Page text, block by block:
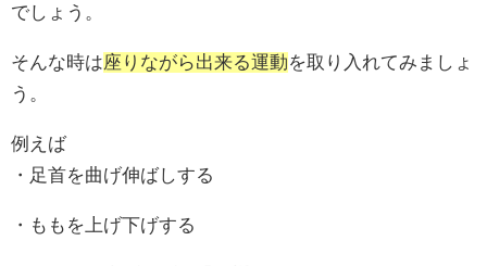
でしょう。
そんな時は座りながら出来る運動を取り入れてみましょ
う。
例えば
・足首を曲げ伸ばしする
・ももを上げ下げする